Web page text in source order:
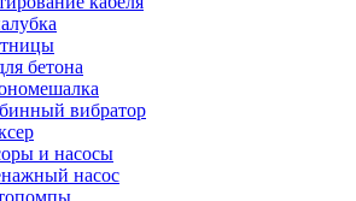
бетона
вибратор
и насосы
насос